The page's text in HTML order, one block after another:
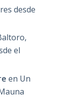
desde
el
en Un